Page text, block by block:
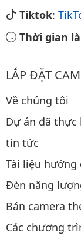
Tiktok:
Thời gian
LẮP ĐẶT
Về chúng tôi
Dự án đã thực
tin tức
Tài liệu hướng
Đèn năng
Bán camera
Các chương